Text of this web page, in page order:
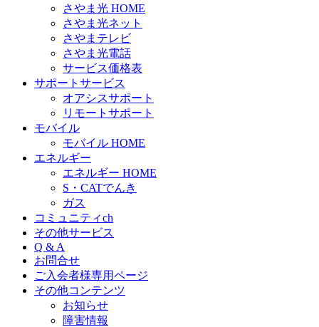
さやま光 HOME
さやま光ネット
さやまテレビ
さやま光電話
サービス価格表
サポートサービス
オアシスサポート
リモートサポート
モバイル
モバイル HOME
エネルギー
エネルギー HOME
S・CATでんき
ガス
コミュニティch
その他サービス
Q & A
お問合せ
ご入会者様専用ページ
その他コンテンツ
お知らせ
障害情報